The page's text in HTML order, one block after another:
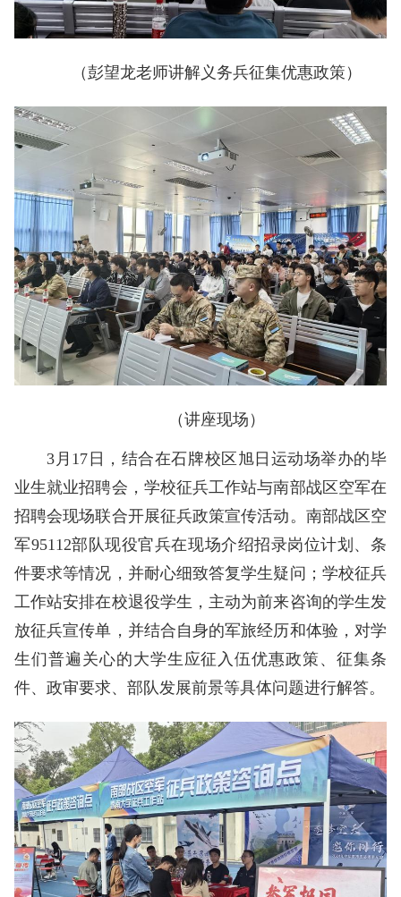
（彭望龙老师讲解义务兵征集优惠政策）
（讲座现场）
3月17日，结合在石牌校区旭日运动场举办的毕
业生就业招聘会，学校征兵工作站与南部战区空军在
招聘会现场联合开展征兵政策宣传活动。南部战区空
军95112部队现役官兵在现场介绍招录岗位计划、条
件要求等情况，并耐心细致答复学生疑问；学校征兵
工作站安排在校退役学生，主动为前来咨询的学生发
放征兵宣传单，并结合自身的军旅经历和体验，对学
生们普遍关心的大学生应征入伍优惠政策、征集条
件、政审要求、部队发展前景等具体问题进行解答。